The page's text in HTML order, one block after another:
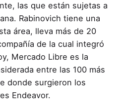
las que están sujetas a
Rabinovich tiene una
área, lleva más de 20
de la cual integró
Mercado Libre es la
entre las 100 más
donde surgieron los
Endeavor.